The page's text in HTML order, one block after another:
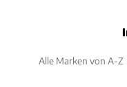
Alle Marken von A-Z